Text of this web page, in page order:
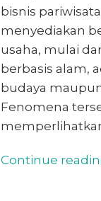
bisnis
menyediakan
usaha, mulai
berbasis alam,
budaya
Fenomena
Continue